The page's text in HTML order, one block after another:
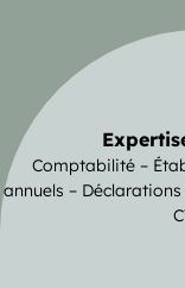
Comptabilité –
annuels –